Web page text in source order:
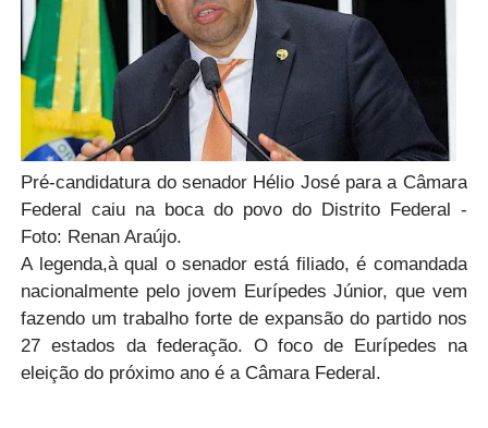
Pré-candidatura do senador Hélio José para a Câmara
Federal caiu na boca do povo do Distrito Federal -
Foto: Renan Araújo.
A legenda,à qual o senador está filiado, é comandada
nacionalmente pelo jovem Eurípedes Júnior, que vem
fazendo um trabalho forte de expansão do partido nos
27 estados da federação. O foco de Eurípedes na
eleição do próximo ano é a Câmara Federal.